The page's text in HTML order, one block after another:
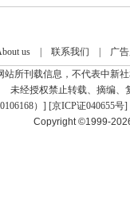
us| 联系我们
广
站所刊载信息，不代表中新
未经授权禁止转载、摘编、
） ] [京ICP证040655号]
Copyright ©1999-